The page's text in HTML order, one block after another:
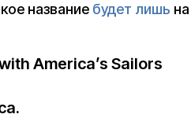
название будет лишь на
America’s Sailors